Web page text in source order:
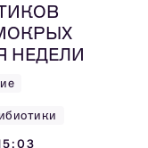
НЕДЕЛИ